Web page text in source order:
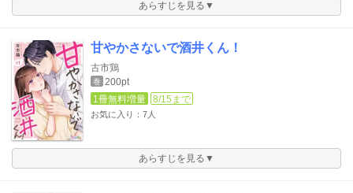
あらすじを見る▼
甘やかさないで酒井くん！
古市鶏
巻 200pt
1冊無料増量
8/15まで
お気に入り：7人
あらすじを見る▼